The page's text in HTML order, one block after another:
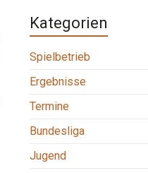
Kategorien
Spielbetrieb
Ergebnisse
Termine
Bundesliga
Jugend